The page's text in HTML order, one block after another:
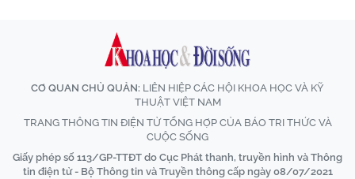
CƠ QUAN CHỦ QUẢN: LIÊN HIỆP CÁC HỘI KHOA HỌC VÀ KỸ
THUẬT VIỆT NAM
TRANG THÔNG TIN ĐIỆN TỬ TỔNG HỢP CỦA BÁO TRI THỨC VÀ
CUỘC SỐNG
Giấy phép số 113/GP-TTĐT do Cục Phát thanh, truyền hình và Thông
tin điện tử - Bộ Thông tin và Truyền thông cấp ngày 08/07/2021